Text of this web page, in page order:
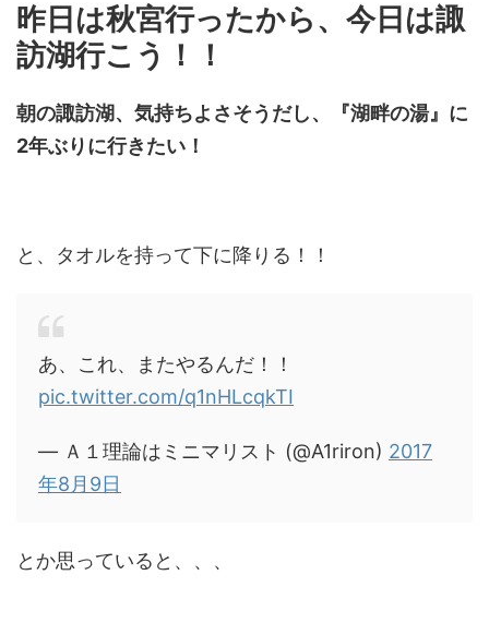
昨日は秋宮行ったから、今日は諏
訪湖行こう！！
朝の諏訪湖、気持ちよさそうだし、『湖畔の湯』に
2年ぶりに行きたい！
と、タオルを持って下に降りる！！
あ、これ、またやるんだ！！
pic.twitter.com/q1nHLcqkTI
— Ａ１理論はミニマリスト (@A1riron) 2017
年8月9日
とか思っていると、、、